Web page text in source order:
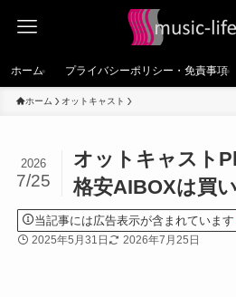
ホーム プライバシーポリシー・免責事項
ホーム オットキャスト
オットキャスト
格安AIBOXは買
2026
7/25
当記事には広告表示が含まれています
2025年5月31日 2026年7月25日